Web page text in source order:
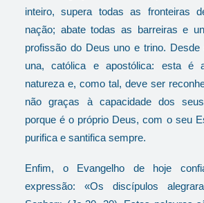
inteiro, supera todas as fronteiras
nação; abate todas as barreiras e
profissão do Deus uno e trino.
una, católica e apostólica: esta é
natureza e, como tal, deve ser
não graças à capacidade dos
porque é o próprio Deus, com o seu
purifica e santifica sempre.
Enfim, o Evangelho de hoje
expressão: «Os discípulos